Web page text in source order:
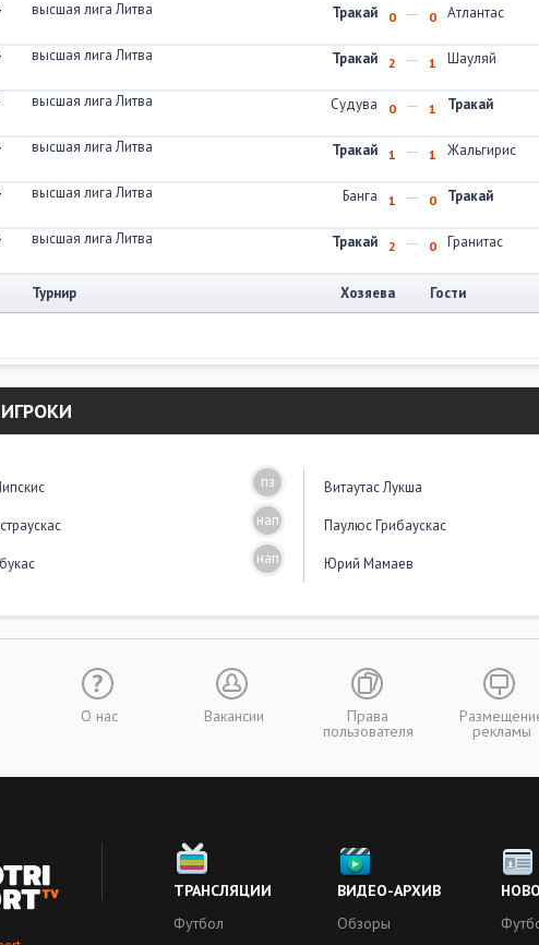
высшая лига Литва Тракай 0 0 Атлантас
высшая лига Литва Тракай 2 1 Шауляй
высшая лига Литва Судува 0 1 Тракай
высшая лига Литва Тракай 1 1 Жальгирис
высшая лига Литва Банга 1 0 Тракай
высшая лига Литва Тракай 2 0 Гранитас
Турнир Хозяева Гости
пз Витаутас Лукша
нап Паулюс Грибаускас
нап Юрий Мамаев
О нас Вакансии Права
пользователя рекламы
ТРАНСЛЯЦИИ
Футбол
ВИДЕО-АРХИВ
Обзоры